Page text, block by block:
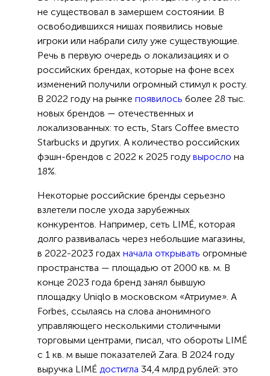
не существовал в замершем состоянии. В
освободившихся нишах появились новые
игроки или набрали силу уже существующие.
Речь в первую очередь о локализациях и о
российских брендах, которые на фоне всех
изменений получили огромный стимул к росту.
В 2022 году на рынке появилось более 28 тыс.
новых брендов — отечественных и
локализованных: то есть, Stars Coffee вместо
Starbucks и других. А количество российских
фэшн-брендов с 2022 к 2025 году выросло на
18%.
Некоторые российские бренды серьезно
взлетели после ухода зарубежных
конкурентов. Например, сеть LIMÉ, которая
долго развивалась через небольшие магазины,
в 2022-2023 годах начала открывать огромные
пространства — площадью от 2000 кв. м. В
конце 2023 года бренд занял бывшую
площадку Uniqlo в московском «Атриуме». А
Forbes, ссылаясь на слова анонимного
управляющего несколькими столичными
торговыми центрами, писал, что обороты LIMÉ
с 1 кв. м выше показателей Zara. В 2024 году
выручка LIMÉ достигла 34,4 млрд рублей: это